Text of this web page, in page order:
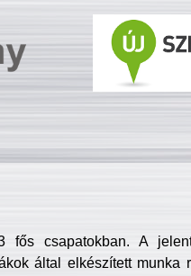
fős csapatokban. A
által elkészített munka